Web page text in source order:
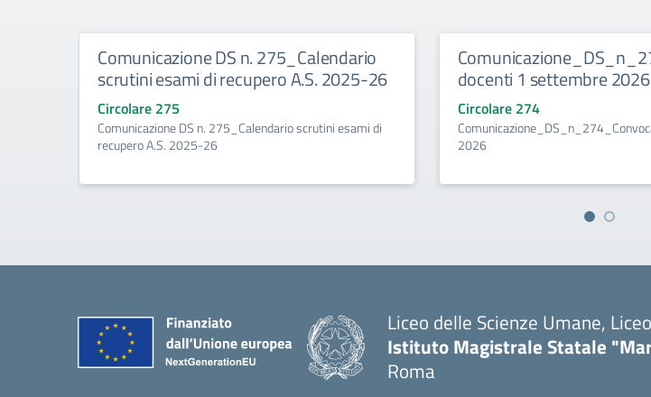
Comunicazione DS n. 275_Calendario
scrutini esami di recupero A.S. 2025-26
Circolare 275
Comunicazione DS n. 275_Calendario scrutini esami di
recupero A.S. 2025-26
docenti 1 settembre 2026
Circolare 274
2026
Liceo delle Scienze Umane,
Istituto Magistrale Statale
Roma